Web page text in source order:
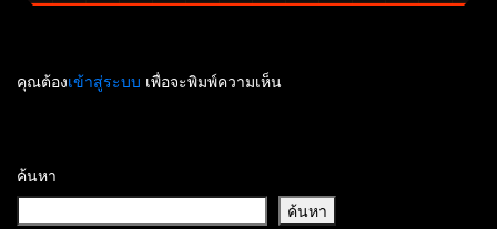
คุณต้องเข้าสู่ระบบ เพื่อจะพิมพ์ความเห็น
ค้นหา
ค้นหา